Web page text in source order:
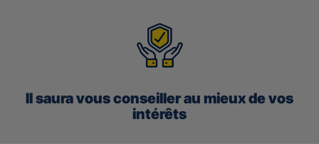
Il saura vous conseiller au mieux de vos
intérêts